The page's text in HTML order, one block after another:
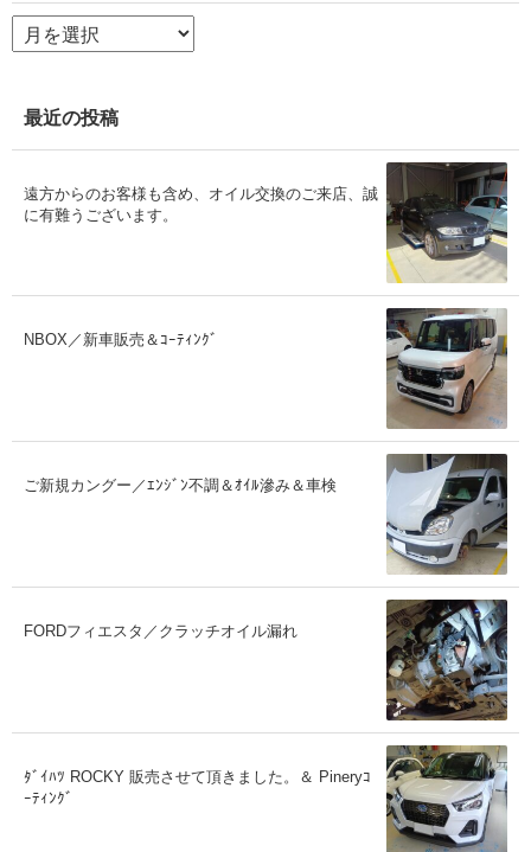
ア
ー
ブ
最近の投稿
遠方からのお客様も含め、オイル交換のご来店、誠
に有難うございます。
NBOX／新車販売＆ｺｰﾃｨﾝｸﾞ
ご新規カングー／ｴﾝｼﾞﾝ不調＆ｵｲﾙ滲み＆車検
FORDフィエスタ／クラッチオイル漏れ
ﾀﾞｲﾊﾂ ROCKY 販売させて頂きました。＆ Pineryｺ
ｰﾃｨﾝｸﾞ